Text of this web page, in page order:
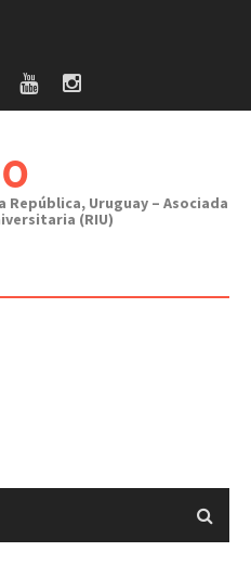
República, Uruguay – Asociada
(RIU)